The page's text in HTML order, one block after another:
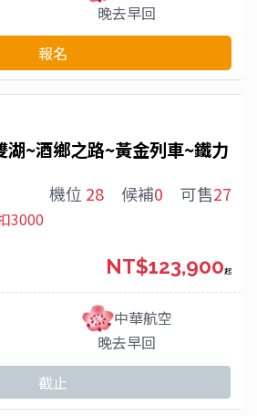
晚去早回
報名
湖~酒鄉之路~黃金列車~鐵力
機位 28 候補0 可售27
3000
中華航空
晚去早回
NT$123,900起
截止